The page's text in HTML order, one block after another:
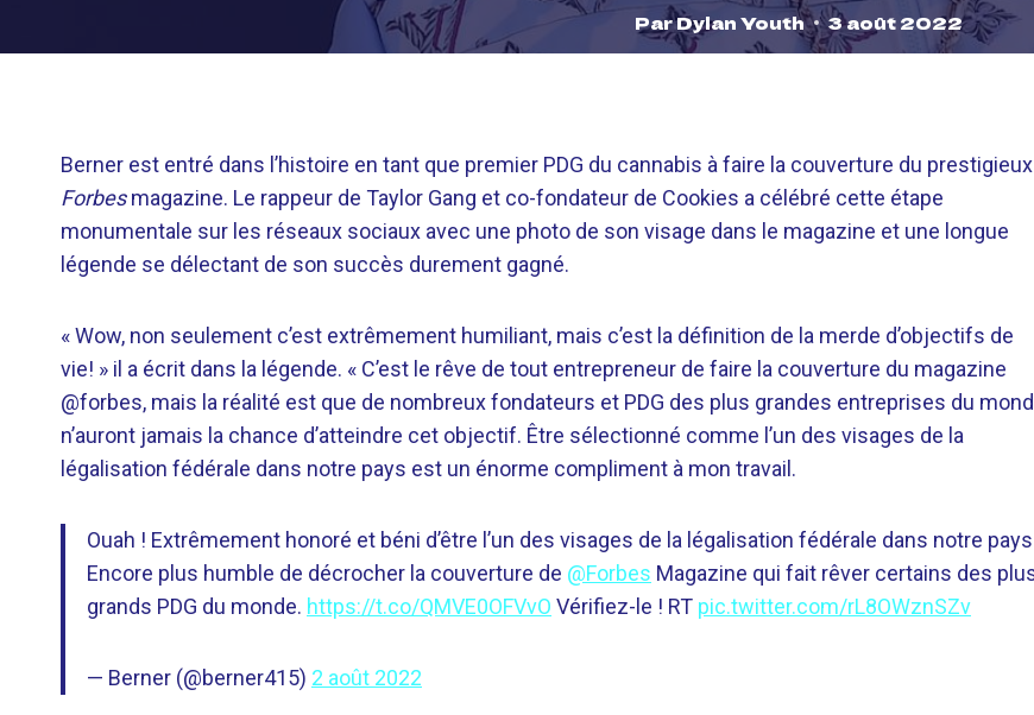
ParDylan Youth 3 août 2022
Berner est entré dans l’histoire en tant que premier PDG du cannabis à faire la couverture du prestigieux
Forbesmagazine. Le rappeur de Taylor Gang et co-fondateur de Cookies a célébré cette étape
monumentale sur les réseaux sociaux avec une photo de son visage dans le magazine et une longue
légende se délectant de son succès durement gagné.
« Wow, non seulement c’est extrêmement humiliant, mais c’est la définition de la merde d’objectifs de
vie! » il a écrit dans la légende. « C’est le rêve de tout entrepreneur de faire la couverture du magazine
@forbes, mais la réalité est que de nombreux fondateurs et PDG des plus grandes entreprises du
n’auront jamais la chance d’atteindre cet objectif. Être sélectionné comme l’un des visages de la
légalisation fédérale dans notre pays est un énorme compliment à mon travail.
Ouah ! Extrêmement honoré et béni d’être l’un des visages de la légalisation fédérale dans notre
Encore plus humble de décrocher la couverture de @Forbes Magazine qui fait rêver certains des
grands PDG du monde. https://t.co/QMVE0OFVvO Vérifiez-le ! RT pic.twitter.com/rL8OWznSZv
— Berner (@berner415) 2 août 2022